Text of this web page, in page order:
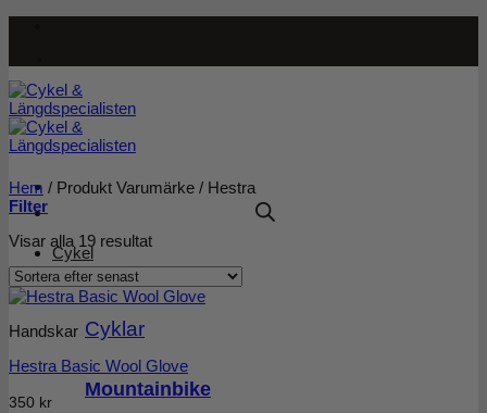
Cykel
Cyklar
Mountainbike
Hem / Produkt Varumärke / Hestra
Filter
Visar alla 19 resultatSortera
Handskar
Hestra Basic Wool Glove
350 kr